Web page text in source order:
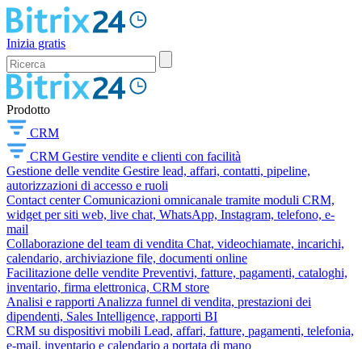
Inizia gratis
Prodotto
CRM
CRM Gestire vendite e clienti con facilità
Gestione delle vendite Gestire lead, affari, contatti, pipeline,
autorizzazioni di accesso e ruoli
Contact center Comunicazioni omnicanale tramite moduli CRM,
widget per siti web, live chat, WhatsApp, Instagram, telefono, e-
mail
Collaborazione del team di vendita Chat, videochiamate, incarichi,
calendario, archiviazione file, documenti online
Facilitazione delle vendite Preventivi, fatture, pagamenti, cataloghi,
inventario, firma elettronica, CRM store
Analisi e rapporti Analizza funnel di vendita, prestazioni dei
dipendenti, Sales Intelligence, rapporti BI
CRM su dispositivi mobili Lead, affari, fatture, pagamenti, telefonia,
e-mail, inventario e calendario a portata di mano